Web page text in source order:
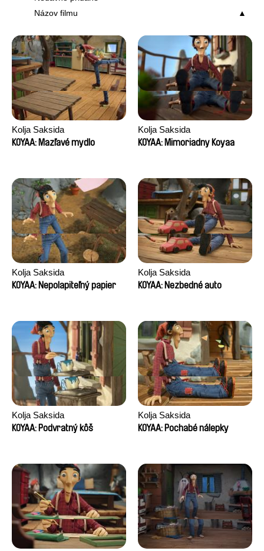
Názov filmu
Kolja Saksida
KOYAA: Mazľavé mydlo
Kolja Saksida
KOYAA: Mimoriadny Koyaa
Kolja Saksida
KOYAA: Nepolapiteľný papier
Kolja Saksida
KOYAA: Nezbedné auto
Kolja Saksida
KOYAA: Podvratný kôš
Kolja Saksida
KOYAA: Pochabé nálepky